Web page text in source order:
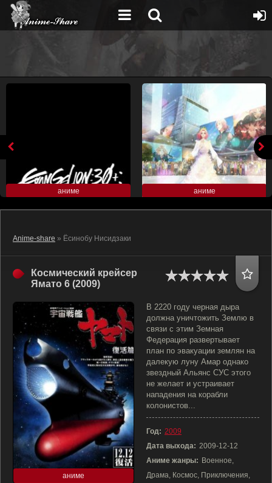
аниме аниме
Anime-share » Ёсинобу Нисидзаки
Космический крейсер
Ямато 6 (2009)
аниме
В 2220 году черная дыра
должна уничтожить Землю в
связи с этим Земная
Федерация развертывает
план по эвакуации землян на
далекую луну Амар однако
звездный Альянс СУС этого
не желает и устраивает
нападения на корабли
колонистов...
Год: 2009
Дата выхода: 2009-12-12
Аниме жанры: Военное,
Драма, Космос, Приключения,